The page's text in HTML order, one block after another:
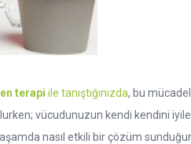
terapi ile tanıştığınızda, bu
vücudunuzun kendi kendini
nasıl etkili bir çözüm